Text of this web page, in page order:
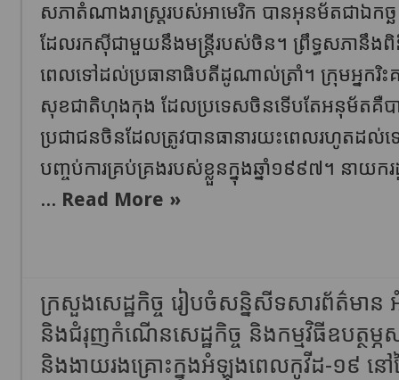
សភាតំណាងរាស្ត្ររបស់អាមេរិក បានអុនម័តជាឯកច្
ដែលរកស៊ីជាមួយនឹងមន្ត្រីរបស់ចិន។ ព្រឹទ្ធសភានឹងពិ
ពេលទៅដល់ប្រធានាធិបតីដូណាល់ត្រាំ។ ក្រុមអ្នករិះ
សុខជាតិហុងកុង ដែលប្រទេសចិនទើបតែអនុម័តគឺប
ប្រជាជនចិនដែលត្រូវបានធានារយះពេលរហូតដល់ទ
បញ្ចប់ការគ្រប់គ្រងរបស់ខ្លួនក្នុងឆ្នាំ១៩៩៧។ នាយក
... Read More »
ក្រសួងសេដ្ឋកិច្ច រៀបចំសន្និសីទសារព័ត៌មាន អំ
និងជំរុញកំណើនសេដ្ឋកិច្ច និងកម្មវិធីឧបត្ថម្ភ
និងងាយរងគ្រោះក្នុងអំឡុងពេលកូវីដ-១៩ នៅថ្ង